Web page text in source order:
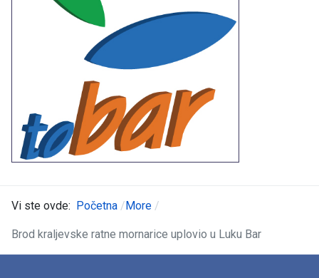
Vi ste ovde: Početna More
Brod kraljevske ratne mornarice uplovio u Luku Bar